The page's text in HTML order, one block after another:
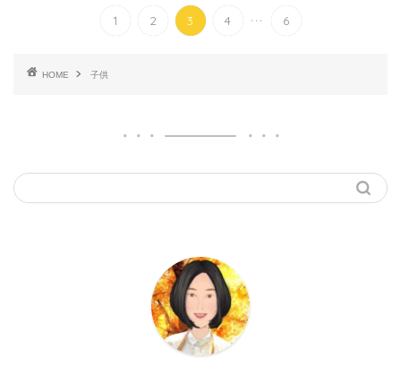
1 2 3 4 ... 6
HOME 子供